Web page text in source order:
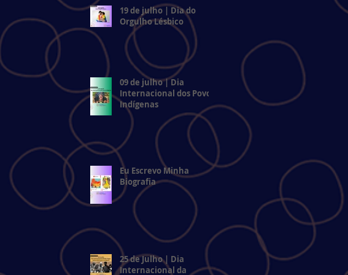
19 de julho | Dia do
Orgulho Lésbico
09 de julho | Dia
Internacional dos Povos
Indígenas
Eu Escrevo Minha
Biografia
25 de Julho | Dia
Internacional da